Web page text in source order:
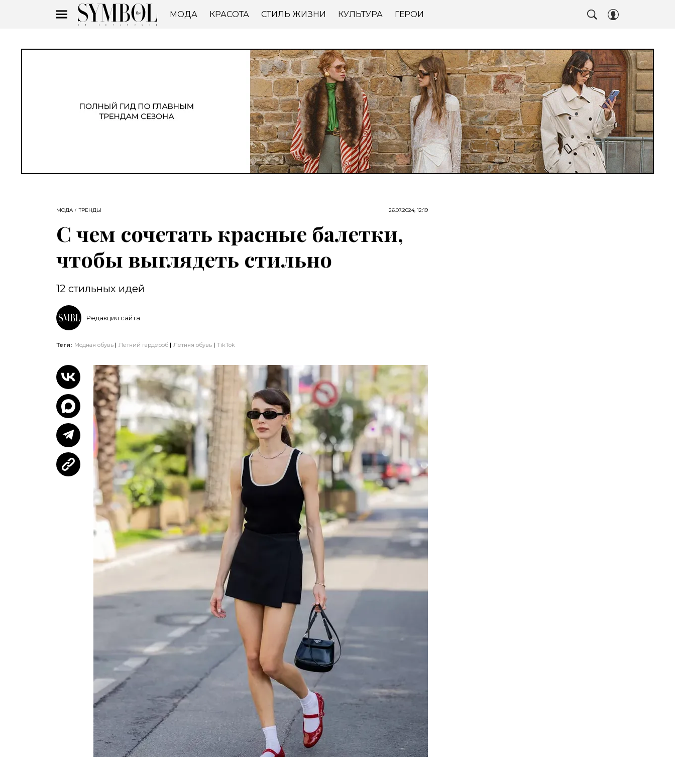
МОДА КРАСОТА СТИЛЬ ЖИЗНИ КУЛЬТУРА ГЕРОИ
МОДА ТРЕНДЫ 26.07.2024, 12:19
С чем сочетать красные балетки,
чтобы выглядеть стильно
12 стильных идей
Редакция сайта
Теги: Модная обувь Летний гардероб Летняя обувь TikTok